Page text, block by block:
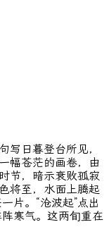
日暮登台所见，
幅苍茫的画卷，由
节，暗示衰败孤寂
将至，水面上腾起
片。“沧波起”点出
寒气。这两旬重在